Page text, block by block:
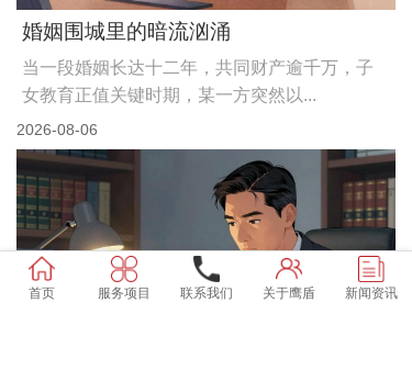
婚姻围城里的暗流汹涌
当一段婚姻长达十二年，共同财产逾千万，子
女教育正值关键时期，某一方突然以...
2026-08-06
首页 服务项目 联系我们 关于鹰盾 新闻资讯